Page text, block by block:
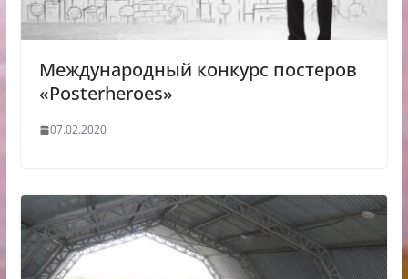
Международный конкурс постеров
«Posterheroes»
07.02.2020